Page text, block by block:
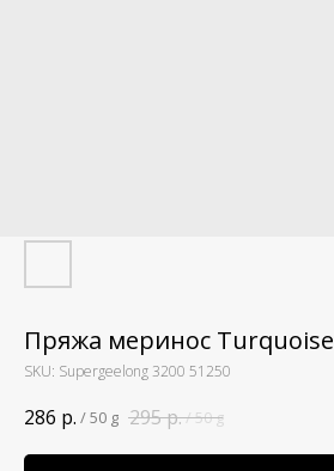
Пряжа меринос Turquoise
SKU: Supergeelong 3200 51250
286 р. /50 g 295р./50 g